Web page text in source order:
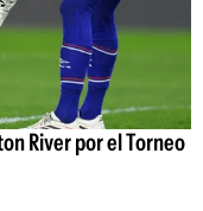
River por el Torneo